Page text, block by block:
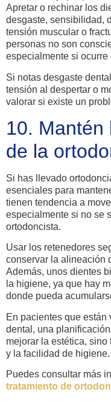
Apretar o rechinar los
desgaste, sensibilidad,
tensión muscular o
personas no son
especialmente si ocurre
Si notas desgaste
tensión al despertar o
valorar si existe un
10. Mantén
de la
Si has llevado
esenciales para
tienen tendencia a
especialmente si no se
ortodoncista.
Usar los retenedores
conservar la alineación
Además, unos dientes
la higiene, ya que hay
donde pueda
En pacientes que
dental, una
mejorar la estética,
y la facilidad de higiene.
Puedes consultar más
tratamiento de